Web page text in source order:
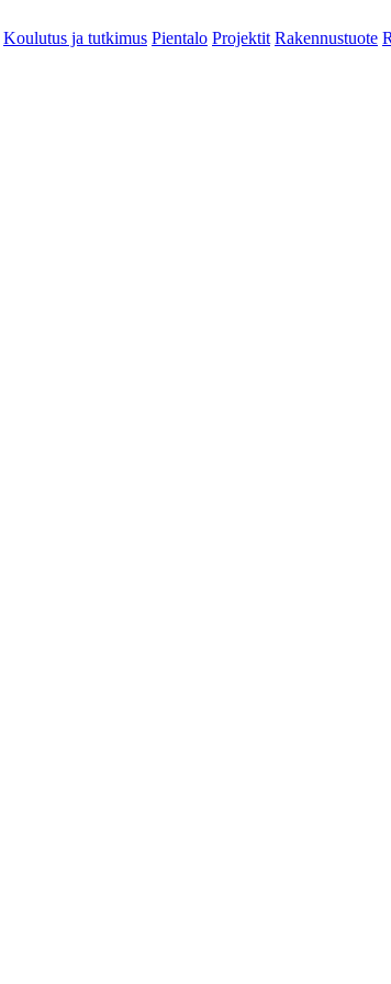
Koulutus ja tutkimus Pientalo Projektit Rakennustuote